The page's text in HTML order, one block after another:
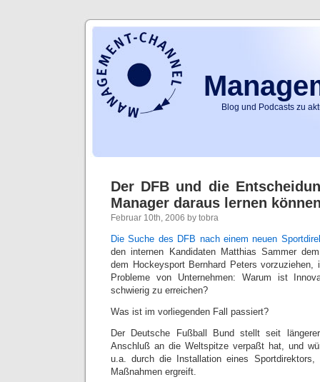
Blog und Podcasts zu
Der DFB und die
Manager daraus lernen
Februar 10th, 2006 by tobra
Die Suche des DFB nach einem neuen
den internen Kandidaten Matthias Sammer
dem Hockeysport Bernhard Peters vorzuziehen,
Probleme von Unternehmen: Warum ist
schwierig zu erreichen?
Was ist im vorliegenden Fall passiert?
Der Deutsche Fußball Bund stellt seit
Anschluß an die Weltspitze verpaßt hat, und
u.a. durch die Installation eines Sportdirektors,
Maßnahmen ergreift.